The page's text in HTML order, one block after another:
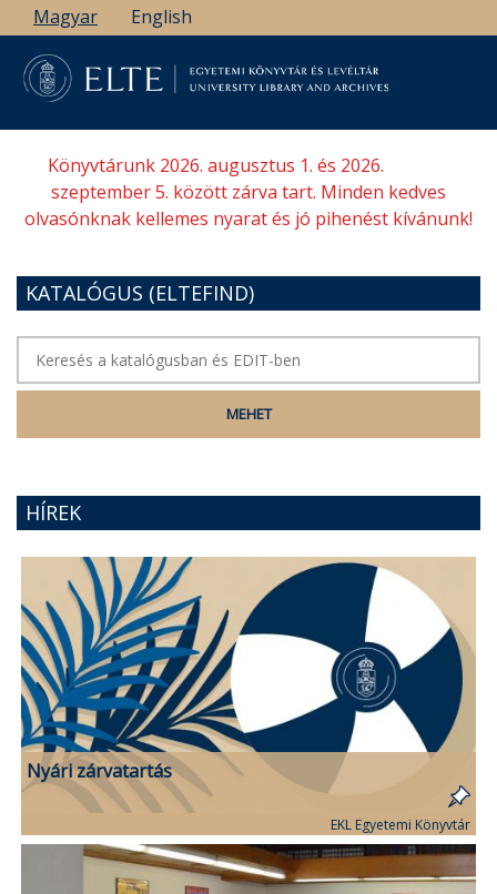
Ugrás
a
tartalomra
Magyar English
Könyvtárunk 2026. augusztus 1. és 2026.
szeptember 5. között zárva tart. Minden kedves
olvasónknak kellemes nyarat és jó pihenést kívánunk!
KATALÓGUS (ELTEFIND)
HÍREK
Nyári zárvatartás
EKL Egyetemi Könyvtár